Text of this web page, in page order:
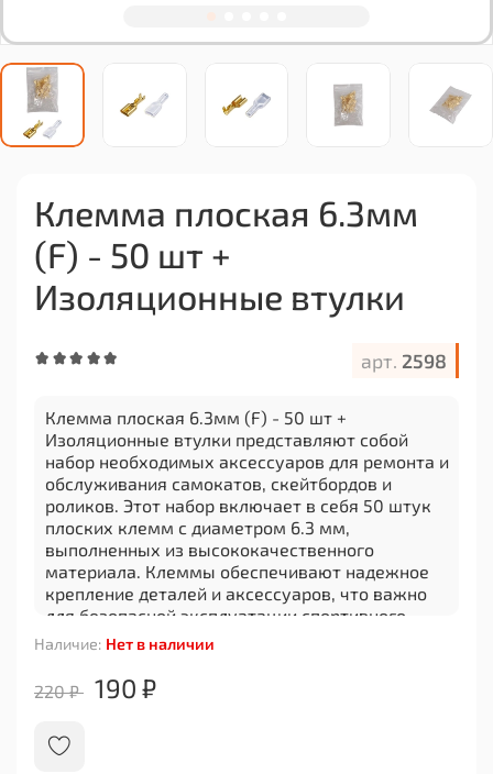
арт. 2598
Наличие: Нет в наличии
Клемма плоская 6.3мм
(F) - 50 шт +
Изоляционные втулки
220 ₽ 190 ₽
Клемма плоская 6.3мм (F) - 50 шт +
Изоляционные втулки представляют собой
набор необходимых аксессуаров для ремонта и
обслуживания самокатов, скейтбордов и
роликов. Этот набор включает в себя 50 штук
плоских клемм с диаметром 6.3 мм,
выполненных из высококачественного
материала. Клеммы обеспечивают надежное
крепление деталей и аксессуаров, что важно
для безопасной эксплуатации спортивного
оборудования.
Изоляционные втулки, входящие в комплект,
помогают предотвратить короткое замыкание и
функциональный набор позволяет быстро и